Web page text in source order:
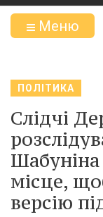
Меню
ПОЛІТИКА
Слідчі
місце,
версію